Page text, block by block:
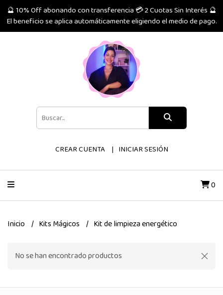
🔮 10% Off abonando con transferencia 💳 2 Cuotas Sin Interés 🔮
El beneficio se aplica automáticamente eligiendo el medio de pago.
CREAR CUENTA INICIAR SESIÓN
0
Inicio Kits Mágicos Kit de limpieza energético
No se han encontrado productos